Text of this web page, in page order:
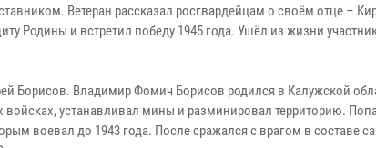
Ветеран рассказал росгвардейцам о своём отце –
Родины и встретил победу 1945 года. Ушёл из жизни
Борисов. Владимир Фомич Борисов родился в Калужской
устанавливал мины и разминировал территорию.
воевал до 1943 года. После сражался с врагом в составе